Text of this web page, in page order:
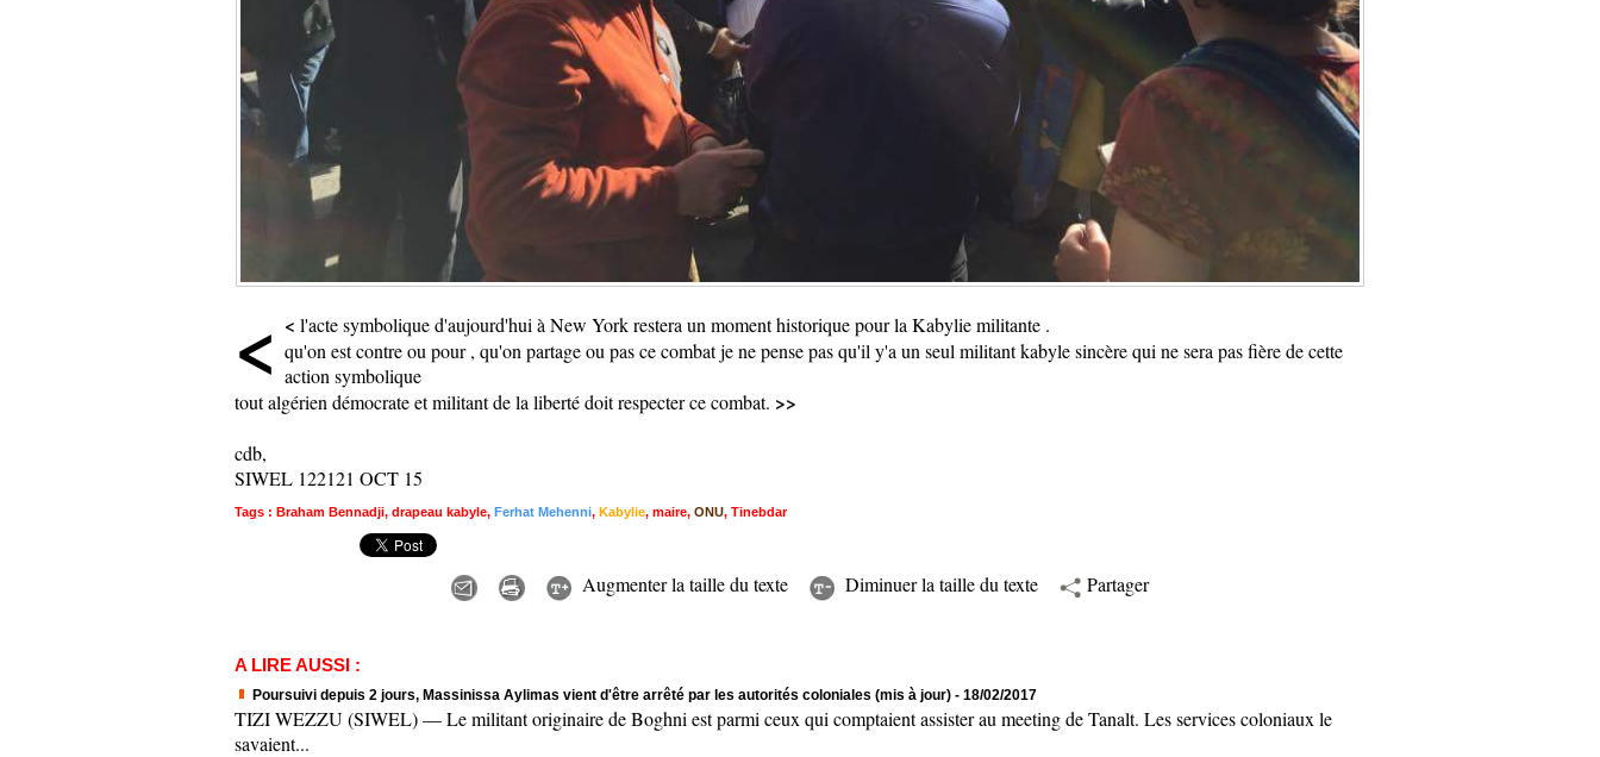
< <l'acte symbolique d'aujourd'hui à New York restera un moment historique pour la Kabylie militante .
qu'on est contre ou pour , qu'on partage ou pas ce combat je ne pense pas qu'il y'a un seul militant kabyle sincère qui ne sera pas fière de cette
action symbolique
tout algérien démocrate et militant de la liberté doit respecter ce combat. >>
cdb,
SIWEL 122121 OCT 15
Tags : Braham Bennadji, drapeau kabyle, Ferhat Mehenni, Kabylie, maire, ONU, Tinebdar
Augmenter la taille du texte Diminuer la taille du texte Partager
A LIRE AUSSI :
Poursuivi depuis 2 jours, Massinissa Aylimas vient d'être arrêté par les autorités coloniales (mis à jour) - 18/02/2017
TIZI WEZZU (SIWEL) — Le militant originaire de Boghni est parmi ceux qui comptaient assister au meeting de Tanalt. Les services coloniaux le
savaient...